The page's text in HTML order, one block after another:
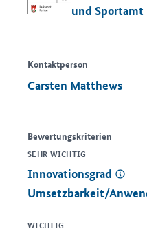
und Sportamt
Kontaktperson
Carsten Matthews
Bewertungskriterien
SEHR WICHTIG
.Innovationsgrad
Umsetzbarkeit/
WICHTIG